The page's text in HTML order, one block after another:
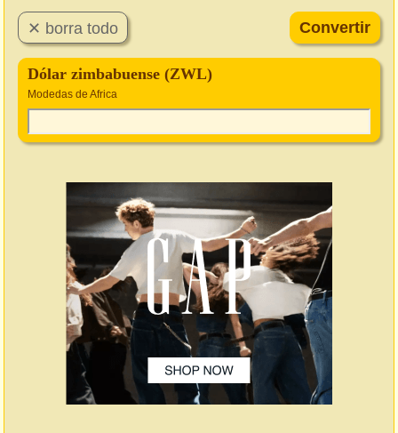
Dólar zimbabuense (ZWL)
Modedas de Africa